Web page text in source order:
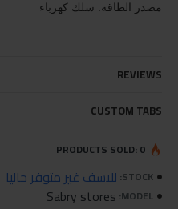
مصدر الطاقة: سلك كهرباء
REVIEWS
CUSTOM TABS
STOCK: للاسف غير متوفر حاليا
MODEL:
Sabry stores
PRODUCTS SOLD: 0